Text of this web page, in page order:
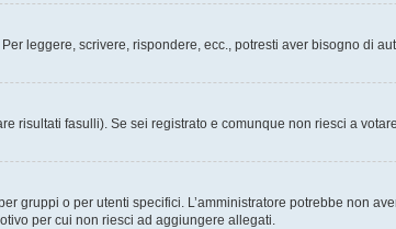
leggere, scrivere, rispondere, ecc., potresti aver bisogno di
risultati fasulli). Se sei registrato e comunque non riesci a
gruppi o per utenti specifici. L’amministratore potrebbe non
per cui non riesci ad aggiungere allegati.